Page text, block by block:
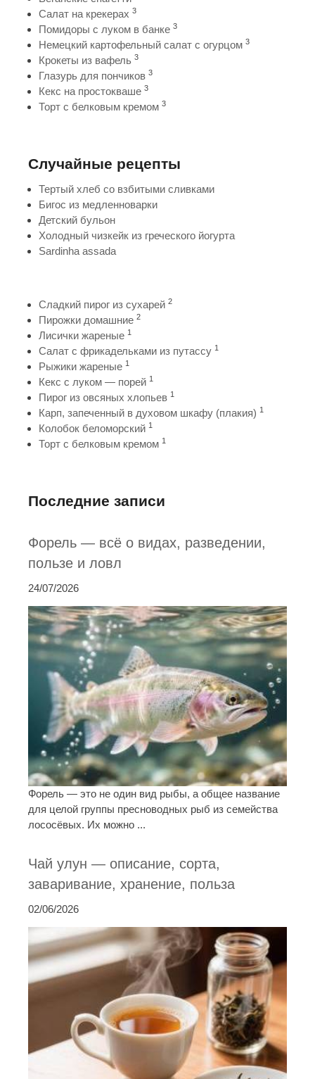
Салат на крекерах 3
Помидоры с луком в банке 3
Немецкий картофельный салат с огурцом 3
Крокеты из вафель 3
Глазурь для пончиков 3
Кекс на простокваше 3
Торт с белковым кремом 3
Случайные рецепты
Тертый хлеб со взбитыми сливками
Бигос из медленноварки
Детский бульон
Холодный чизкейк из греческого йогурта
Sardinha assada
Сладкий пирог из сухарей 2
Пирожки домашние 2
Лисички жареные 1
Салат с фрикадельками из путассу 1
Рыжики жареные 1
Кекс с луком — порей 1
Пирог из овсяных хлопьев 1
Карп, запеченный в духовом шкафу (плакия) 1
Колобок беломорский 1
Торт с белковым кремом 1
Последние записи
Форель — всё о видах, разведении,
пользе и ловл
24/07/2026
Форель — это не один вид рыбы, а общее название
для целой группы пресноводных рыб из семейства
лососёвых. Их можно ...
Чай улун — описание, сорта,
заваривание, хранение, польза
02/06/2026